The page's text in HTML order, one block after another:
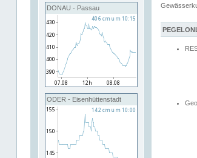
DONAU - Passau
ODER - Eisenhüttenstadt